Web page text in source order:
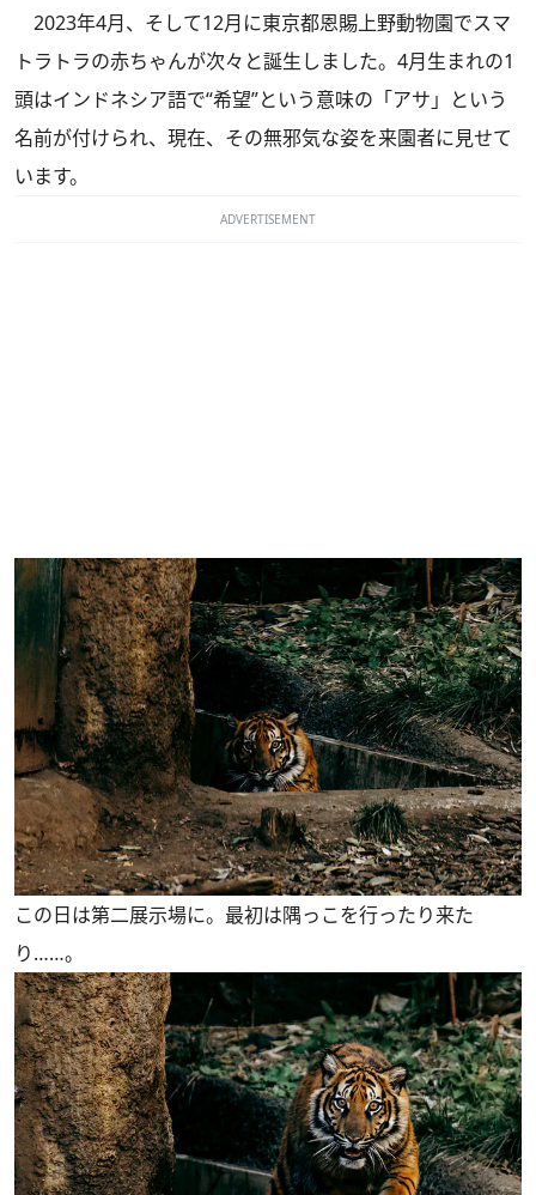
2023年4月、そして12月に東京都恩賜上野動物園でスマ
トラトラの赤ちゃんが次々と誕生しました。4月生まれの1
頭はインドネシア語で“希望”という意味の「アサ」という
名前が付けられ、現在、その無邪気な姿を来園者に見せて
います。
ADVERTISEMENT
この日は第二展示場に。最初は隅っこを行ったり来た
り……。